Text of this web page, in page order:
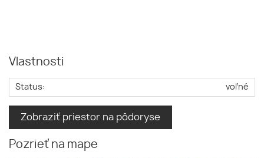
Vlastnosti
Status: voľné
Zobraziť priestor na pôdoryse
Pozrieť na mape